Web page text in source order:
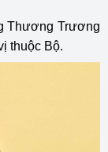
Thương Trương
thuộc Bộ.